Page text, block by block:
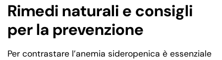
Rimedi naturali e consigli
per la prevenzione
Per contrastare l’anemia sideropenica è essenziale